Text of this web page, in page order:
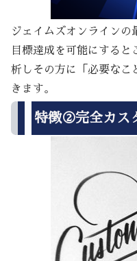
ジェイムズオンライン
目標達成を可能にする
析しその方に「必要なこ
きます。
特徴②完全カス